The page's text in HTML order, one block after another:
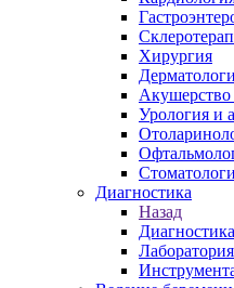
Хирургия
Акушерство
Урология и
Диагностика
Назад
Диагностика